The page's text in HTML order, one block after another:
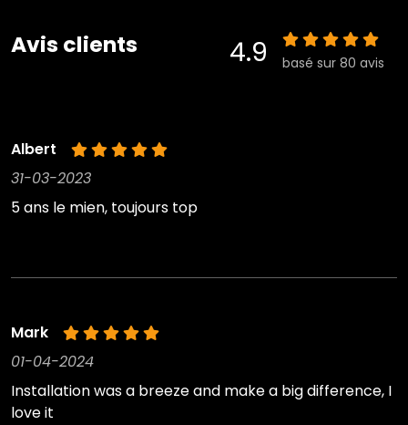
Avis clients 4.9 basé sur 80 avis
Albert
31-03-2023
5 ans le mien, toujours top
Mark
01-04-2024
Installation was a breeze and make a big difference, I
love it